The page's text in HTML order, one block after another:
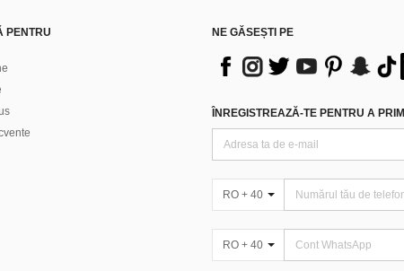
PENTRU
NE GĂSEȘTI PE
ÎNREGISTREAZĂ-TE PENTRU A
RO + 40
RO + 40